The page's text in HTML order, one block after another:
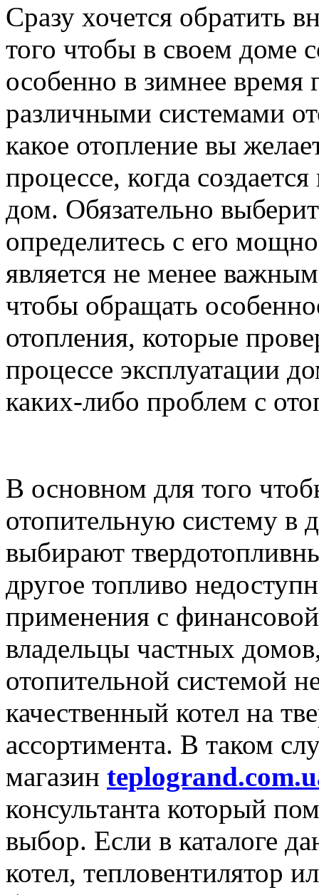
Сразу хочется обратить
того чтобы в своем доме
особенно в зимнее время
различными системами
какое отопление вы
процессе, когда
дом. Обязательно
определитесь с его
является не менее
чтобы обращать
отопления, которые
процессе эксплуатации
каких-либо проблем с
В основном для того
отопительную систему в
выбирают
другое топливо
применения с
владельцы частных
отопительной системой
качественный котел на
ассортимента. В таком
магазин
консультанта который
выбор. Если в каталоге
котел, тепловентилятор